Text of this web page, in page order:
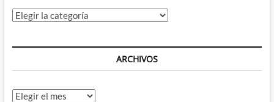
Categorías
ARCHIVOS
Archivos